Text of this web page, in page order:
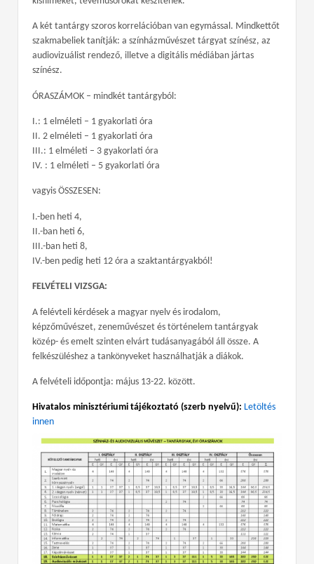
A két tantárgy szoros korrelációban van egymással. Mindkettőt
szakmabeliek tanítják: a színházművészet tárgyat színész, az
audiovizuálist rendező, illetve a digitális médiában jártas
színész.
ÓRASZÁMOK – mindkét tantárgyból:
I.: 1 elméleti – 1 gyakorlati óra
II. 2 elméleti – 1 gyakorlati óra
III.: 1 elméleti – 3 gyakorlati óra
IV. : 1 elméleti – 5 gyakorlati óra
vagyis ÖSSZESEN:
I.-ben heti 4,
II.-ban heti 6,
III.-ban heti 8,
IV.-ben pedig heti 12 óra a szaktantárgyakból!
FELVÉTELI VIZSGA:
A felévteli kérdések a magyar nyelv és irodalom,
képzőművészet, zeneművészet és történelem tantárgyak
közép- és emelt szinten elvárt tudásanyagából áll össze. A
felkészüléshez a tankönyveket használhatják a diákok.
A felvételi időpontja: május 13-22. között.
Hivatalos minisztériumi tájékoztató (szerb nyelvű): Letöltés
innen